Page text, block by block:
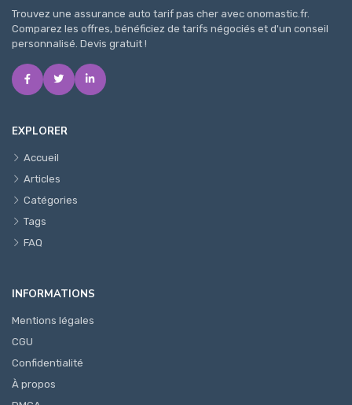
Trouvez une assurance auto tarif pas cher avec onomastic.fr.
Comparez les offres, bénéficiez de tarifs négociés et d'un conseil
personnalisé. Devis gratuit !
EXPLORER
Accueil
Articles
Catégories
Tags
FAQ
INFORMATIONS
Mentions légales
CGU
Confidentialité
À propos